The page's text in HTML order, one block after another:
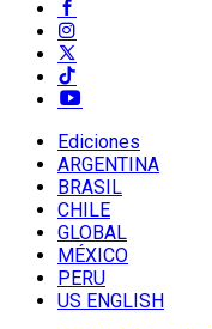
Ediciones
ARGENTINA
BRASIL
CHILE
GLOBAL
MÉXICO
PERU
US ENGLISH